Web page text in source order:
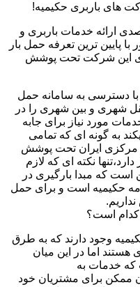
های باربری حکیمیه!
ارائه خدمات باربری و
پایین ترین تعرفه حمل بار
این شرکت تحت پوشش
دسترسی به سامانه حمل
شهری و بین شهری را در
مورد نیاز برای جابه
به گونه ای که تمامی
مرکزی ایران تحت پوشش
نکته ای که لازم
است که مبدا بارگیری در
حکیمیه است و برای حمل
است؟
وجود دارند که به طرق
اما در این میان
خدمات به
ممکن برای مشتریان خود